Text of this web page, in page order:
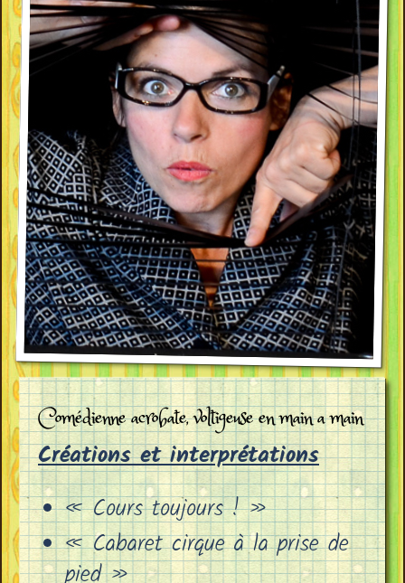
Comédienne acrobate, voltigeuse en main a main
Créations et interprétations
« Cours toujours ! »
« Cabaret cirque à la prise de
pied »